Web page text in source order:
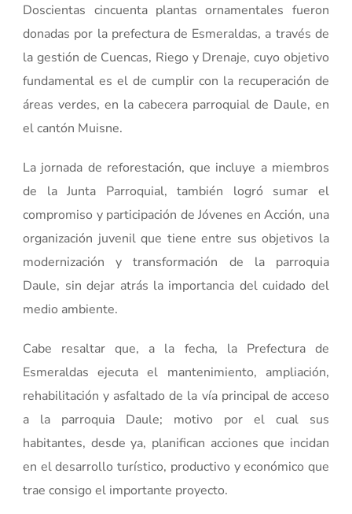
Doscientas cincuenta plantas ornamentales fueron
donadas por la prefectura de Esmeraldas, a través de
la gestión de Cuencas, Riego y Drenaje, cuyo objetivo
fundamental es el de cumplir con la recuperación de
áreas verdes, en la cabecera parroquial de Daule, en
el cantón Muisne.
La jornada de reforestación, que incluye a miembros
de la Junta Parroquial, también logró sumar el
compromiso y participación de Jóvenes en Acción, una
organización juvenil que tiene entre sus objetivos la
modernización y transformación de la parroquia
Daule, sin dejar atrás la importancia del cuidado del
medio ambiente.
Cabe resaltar que, a la fecha, la Prefectura de
Esmeraldas ejecuta el mantenimiento, ampliación,
rehabilitación y asfaltado de la vía principal de acceso
a la parroquia Daule; motivo por el cual sus
habitantes, desde ya, planifican acciones que incidan
en el desarrollo turístico, productivo y económico que
trae consigo el importante proyecto.